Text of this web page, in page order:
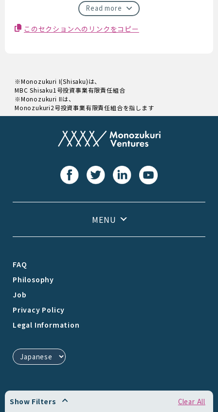
Show Filters Clear All
Read more
このセクションへのリンクをコピー
※Monozukuri I(Shisaku)は、
MBC Shisaku1号投資事業有限責任組合
※Monozukuri IIは、
Monozukuri2号投資事業有限責任組合を指します
FAQ
Philosophy
Job
Privacy Policy
Legal Information